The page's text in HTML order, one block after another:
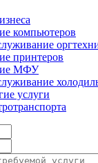
компьютеров
принтеров
МФУ
услуги